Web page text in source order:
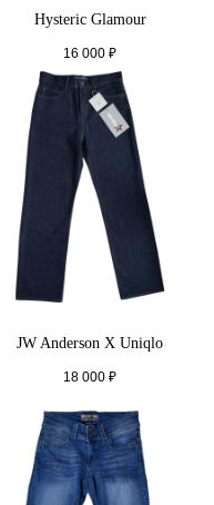
Hysteric Glamour
16 000 ₽
JW Anderson X Uniqlo
18 000 ₽